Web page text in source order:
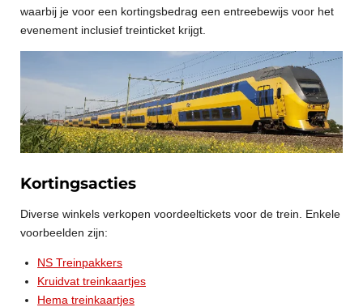
waarbij je voor een kortingsbedrag een entreebewijs voor het
evenement inclusief treinticket krijgt.
Kortingsacties
Diverse winkels verkopen voordeeltickets voor de trein. Enkele
voorbeelden zijn:
NS Treinpakkers
Kruidvat treinkaartjes
Hema treinkaartjes